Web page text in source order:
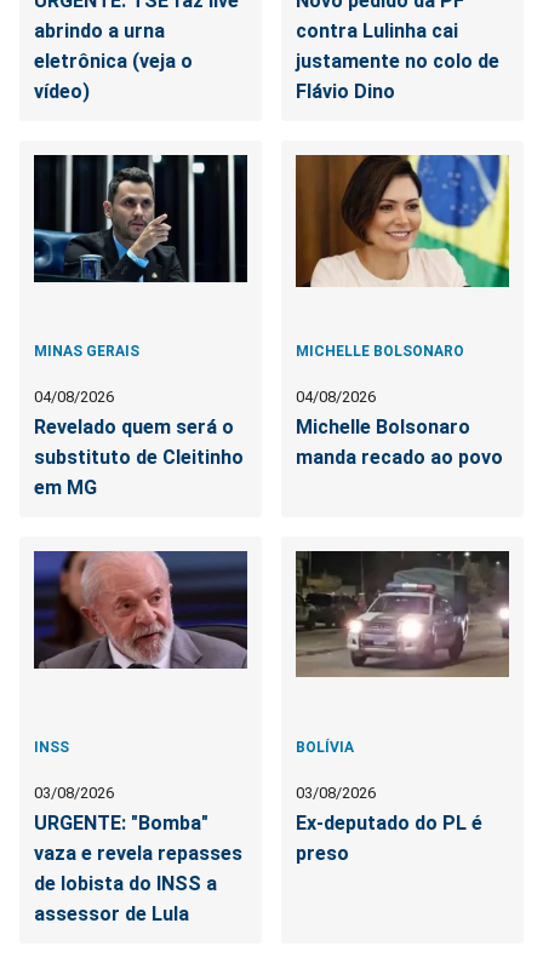
abrindo a urna
eletrônica (veja o
vídeo)
contra Lulinha cai
justamente no colo de
Flávio Dino
MINAS GERAIS
04/08/2026
Revelado quem será o
substituto de Cleitinho
em MG
MICHELLE BOLSONARO
04/08/2026
Michelle Bolsonaro
manda recado ao povo
INSS
03/08/2026
URGENTE: "Bomba"
vaza e revela repasses
de lobista do INSS a
assessor de Lula
BOLÍVIA
03/08/2026
Ex-deputado do PL é
preso